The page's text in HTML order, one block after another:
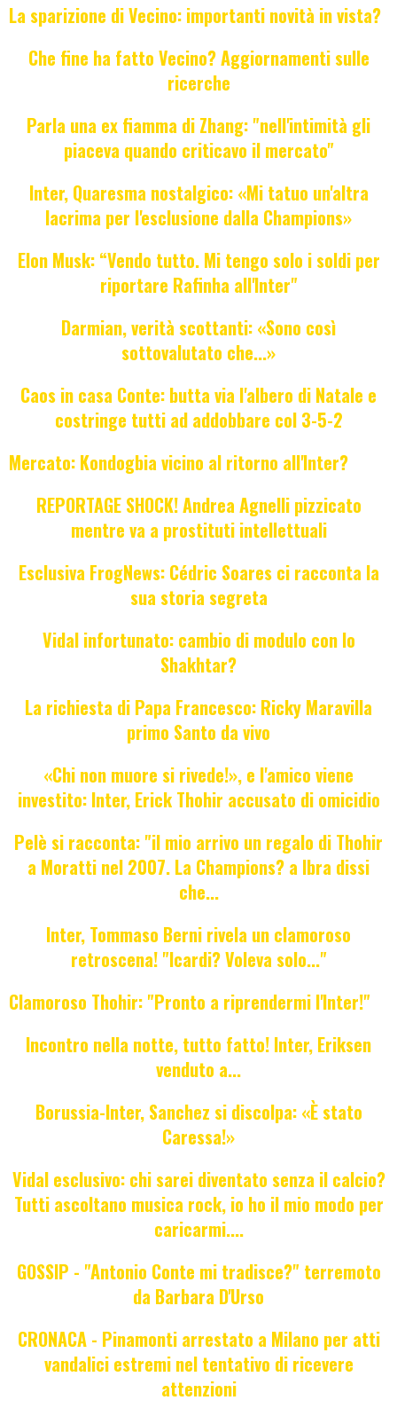
La sparizione di Vecino: importanti novità in vista?
Che fine ha fatto Vecino? Aggiornamenti sulle
ricerche
Parla una ex fiamma di Zhang: "nell'intimità gli
piaceva quando criticavo il mercato"
Inter, Quaresma nostalgico: «Mi tatuo un'altra
lacrima per l'esclusione dalla Champions»
Elon Musk: “Vendo tutto. Mi tengo solo i soldi per
riportare Rafinha all'Inter"
Darmian, verità scottanti: «Sono così
sottovalutato che...»
Caos in casa Conte: butta via l'albero di Natale e
costringe tutti ad addobbare col 3-5-2
Mercato: Kondogbia vicino al ritorno all'Inter?
REPORTAGE SHOCK! Andrea Agnelli pizzicato
mentre va a prostituti intellettuali
Esclusiva FrogNews: Cédric Soares ci racconta la
sua storia segreta
Vidal infortunato: cambio di modulo con lo
Shakhtar?
La richiesta di Papa Francesco: Ricky Maravilla
primo Santo da vivo
«Chi non muore si rivede!», e l'amico viene
investito: Inter, Erick Thohir accusato di omicidio
Pelè si racconta: "il mio arrivo un regalo di Thohir
a Moratti nel 2007. La Champions? a Ibra dissi
che...
Inter, Tommaso Berni rivela un clamoroso
retroscena! "Icardi? Voleva solo..."
Clamoroso Thohir: "Pronto a riprendermi l'Inter!"
Incontro nella notte, tutto fatto! Inter, Eriksen
venduto a...
Borussia-Inter, Sanchez si discolpa: «È stato
Caressa!»
Vidal esclusivo: chi sarei diventato senza il calcio?
Tutti ascoltano musica rock, io ho il mio modo per
caricarmi....
GOSSIP - "Antonio Conte mi tradisce?" terremoto
da Barbara D'Urso
CRONACA - Pinamonti arrestato a Milano per atti
vandalici estremi nel tentativo di ricevere
attenzioni